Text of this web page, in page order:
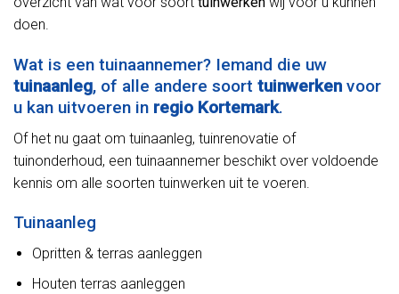
doen.
Wat is een tuinaannemer? Iemand die uw
tuinaanleg, of alle andere soort tuinwerken voor
u kan uitvoeren in regio Kortemark.
Of het nu gaat om tuinaanleg, tuinrenovatie of
tuinonderhoud, een tuinaannemer beschikt over voldoende
kennis om alle soorten tuinwerken uit te voeren.
Tuinaanleg
Opritten & terras aanleggen
Houten terras aanleggen